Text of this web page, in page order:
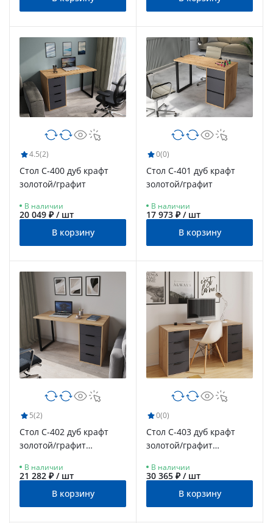
4.5(2)
Стол С-400 дуб крафт
золотой/графит
В наличии
20 049 ₽ / шт
В корзину
0(0)
Стол С-401 дуб крафт
золотой/графит
В наличии
17 973 ₽ / шт
В корзину
5(2)
Стол С-402 дуб крафт
золотой/графит
В наличии
21 282 ₽ / шт
В корзину
0(0)
Стол С-403 дуб крафт
золотой/графит
В наличии
30 365 ₽ / шт
В корзину